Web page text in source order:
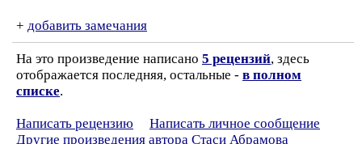
+ добавить замечания
На это произведение написано 5 рецензий, здесь
отображается последняя, остальные - в полном
списке.
Написать рецензию
Написать личное сообщение
Другие произведения автора Стаси Абрамова